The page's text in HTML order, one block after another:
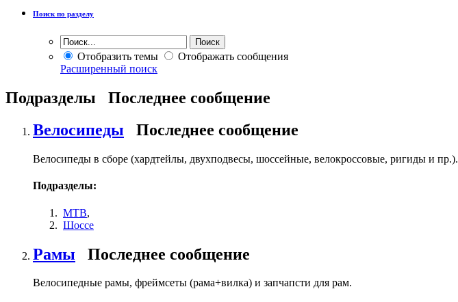
Поиск по разделу
Отобразить темы
Отображать сообщения
Расширенный поиск
Подразделы
Последнее сообщение
Велосипеды
Последнее сообщение
Велосипеды в сборе (хардтейлы, двухподвесы, шоссейные, велокроссовые, ригиды и пр.).
Подразделы:
MTB,
Шоссе
Рамы Последнее сообщение
Велосипедные рамы, фреймсеты (рама+вилка) и запчапсти для рам.